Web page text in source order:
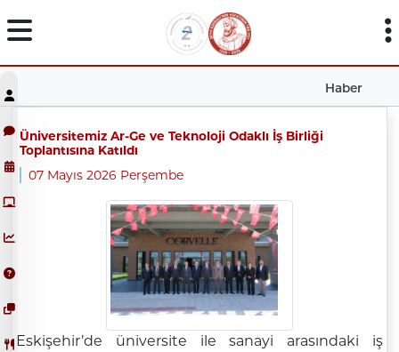
Haber
Üniversitemiz Ar-Ge ve Teknoloji Odaklı İş Birliği
Toplantısına Katıldı
07 Mayıs 2026 Perşembe
Eskişehir’de üniversite ile sanayi arasındaki iş